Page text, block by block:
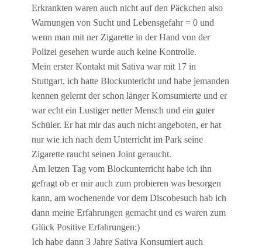
Erkrankten waren auch nicht auf den Päckchen also
Warnungen von Sucht und Lebensgefahr = 0 und
wenn man mit ner Zigarette in der Hand von der
Polizei gesehen wurde auch keine Kontrolle.
Mein erster Kontakt mit Sativa war mit 17 in
Stuttgart, ich hatte Blockuntericht und habe jemanden
kennen gelernt der schon länger Komsumierte und er
war echt ein Lustiger netter Mensch und ein guter
Schüler. Er hat mir das auch nicht angeboten, er hat
nur wie ich nach dem Unterricht im Park seine
Zigarette raucht seinen Joint geraucht.
Am letzen Tag vom Blockunterricht habe ich ihn
gefragt ob er mir auch zum probieren was besorgen
kann, am wochenende vor dem Discobesuch hab ich
dann meine Erfahrungen gemacht und es waren zum
Glück Positive Erfahrungen:)
Ich habe dann 3 Jahre Sativa Konsumiert auch